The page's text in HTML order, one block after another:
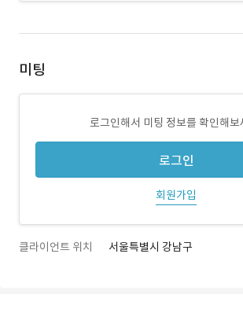
미팅
로그인해서 미팅 정보를 확인해보
로그인
회원가입
클라이언트 위치 서울특별시 강남구